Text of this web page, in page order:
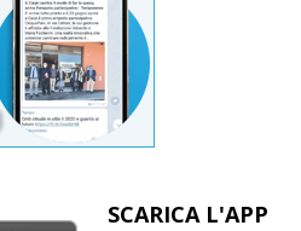
SCARICA L'APP